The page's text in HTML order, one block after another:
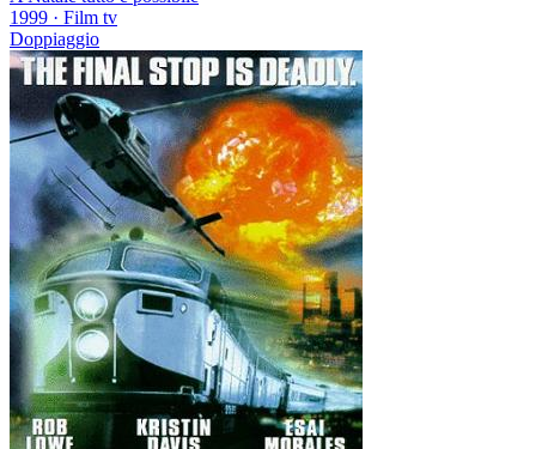
1999 · Film tv
Doppiaggio